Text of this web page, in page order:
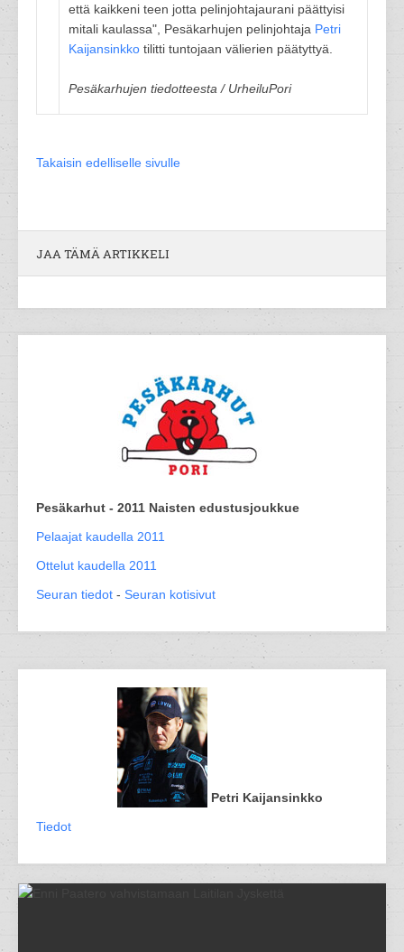
että kaikkeni teen jotta pelinjohtajaurani päättyisi
mitali kaulassa", Pesäkarhujen pelinjohtaja Petri
Kaijansinkko tilitti tuntojaan välierien päätyttyä.
Pesäkarhujen tiedotteesta / UrheiluPori
Takaisin edelliselle sivulle
JAA TÄMÄ ARTIKKELI
Pesäkarhut - 2011 Naisten edustusjoukkue
Pelaajat kaudella 2011
Ottelut kaudella 2011
Seuran tiedot - Seuran kotisivut
Petri Kaijansinkko
Tiedot